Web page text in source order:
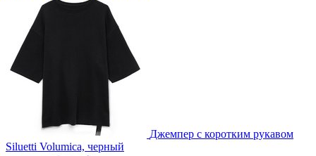
Джемпер с коротким рукавом
Siluetti Volumica, черный